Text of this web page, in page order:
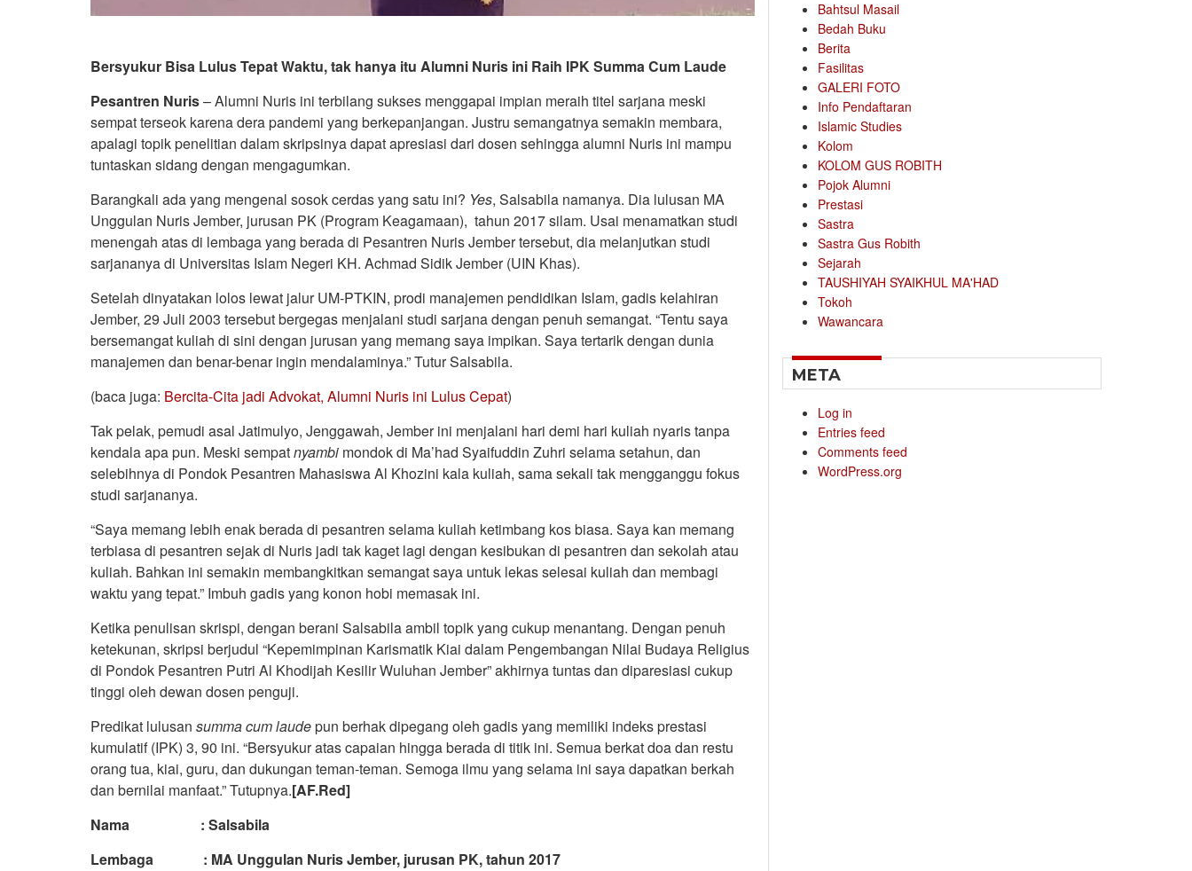
Bersyukur Bisa Lulus Tepat Waktu, tak hanya itu Alumni Nuris ini Raih IPK Summa Cum Laude
Pesantren Nuris– Alumni Nuris ini terbilang sukses menggapai impian meraih titel sarjana meski
sempat terseok karena dera pandemi yang berkepanjangan. Justru semangatnya semakin membara,
apalagi topik penelitian dalam skripsinya dapat apresiasi dari dosen sehingga alumni Nuris ini mampu
tuntaskan sidang dengan mengagumkan.
Barangkali ada yang mengenal sosok cerdas yang satu ini? Yes, Salsabila namanya. Dia lulusan MA
Unggulan Nuris Jember, jurusan PK (Program Keagamaan), tahun 2017 silam. Usai menamatkan studi
menengah atas di lembaga yang berada di Pesantren Nuris Jember tersebut, dia melanjutkan studi
sarjananya di Universitas Islam Negeri KH. Achmad Sidik Jember (UIN Khas).
Setelah dinyatakan lolos lewat jalur UM-PTKIN, prodi manajemen pendidikan Islam, gadis kelahiran
Jember, 29 Juli 2003 tersebut bergegas menjalani studi sarjana dengan penuh semangat. “Tentu saya
bersemangat kuliah di sini dengan jurusan yang memang saya impikan. Saya tertarik dengan dunia
manajemen dan benar-benar ingin mendalaminya.” Tutur Salsabila.
(baca juga: Bercita-Cita jadi Advokat, Alumni Nuris ini Lulus Cepat)
Tak pelak, pemudi asal Jatimulyo, Jenggawah, Jember ini menjalani hari demi hari kuliah nyaris tanpa
kendala apa pun. Meski sempatnyambi mondok di Ma’had Syaifuddin Zuhri selama setahun, dan
selebihnya di Pondok Pesantren Mahasiswa Al Khozini kala kuliah, sama sekali tak mengganggu fokus
studi sarjananya.
“Saya memang lebih enak berada di pesantren selama kuliah ketimbang kos biasa. Saya kan memang
terbiasa di pesantren sejak di Nuris jadi tak kaget lagi dengan kesibukan di pesantren dan sekolah atau
kuliah. Bahkan ini semakin membangkitkan semangat saya untuk lekas selesai kuliah dan membagi
waktu yang tepat.” Imbuh gadis yang konon hobi memasak ini.
Ketika penulisan skrispi, dengan berani Salsabila ambil topik yang cukup menantang. Dengan penuh
ketekunan, skripsi berjudul “Kepemimpinan Karismatik Kiai dalam Pengembangan Nilai Budaya Religius
di Pondok Pesantren Putri Al Khodijah Kesilir Wuluhan Jember” akhirnya tuntas dan diparesiasi cukup
tinggi oleh dewan dosen penguji.
Predikat lulusan summacumlaudepun berhak dipegang oleh gadis yang memiliki indeks prestasi
kumulatif (IPK) 3, 90 ini. “Bersyukur atas capaian hingga berada di titik ini. Semua berkat doa dan restu
orang tua, kiai, guru, dan dukungan teman-teman. Semoga ilmu yang selama ini saya dapatkan berkah
dan bernilai manfaat.” Tutupnya.[AF.Red]
Nama : Salsabila
Lembaga : MA Unggulan Nuris Jember, jurusan PK, tahun 2017
Bahtsul Masail
Bedah Buku
Berita
Fasilitas
GALERI FOTO
Info Pendaftaran
Islamic Studies
Kolom
KOLOM GUS ROBITH
Pojok Alumni
Prestasi
Sastra
Sastra Gus Robith
Sejarah
TAUSHIYAH SYAIKHUL MA'HAD
Tokoh
Wawancara
META
Log in
Entries feed
Comments feed
WordPress.org